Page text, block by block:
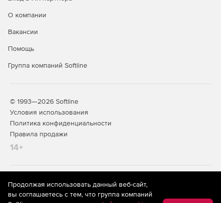
О компании
Вакансии
Помощь
Группа компаний Softline
© 1993—2026 Softline
Условия использования
Политика конфиденциальности
Правила продажи
14+
На информационном ресурсе store.softline.ru применяются
рекомендательные технологии
(информационные технологии
предоставления информации на основе сбора,
Продолжая использовать данный веб-сайт,
вы соглашаетесь с тем, что группа компаний